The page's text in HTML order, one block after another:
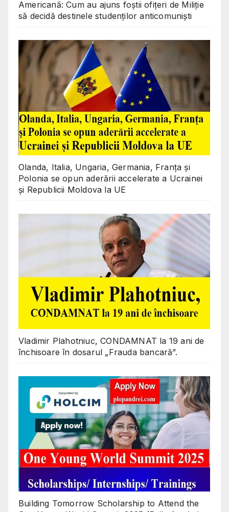
Americană: Cum au ajuns foștii ofițeri de Miliție
să decidă destinele studenților anticomuniști
Olanda, Italia, Ungaria, Germania, Franța și
Polonia se opun aderării accelerate a Ucrainei
și Republicii Moldova la UE
Vladimir Plahotniuc, CONDAMNAT la 19 ani de
închisoare în dosarul „Frauda bancară”.
Building Tomorrow Scholarship to Attend the